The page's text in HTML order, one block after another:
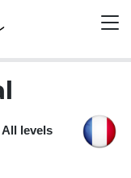
All levels